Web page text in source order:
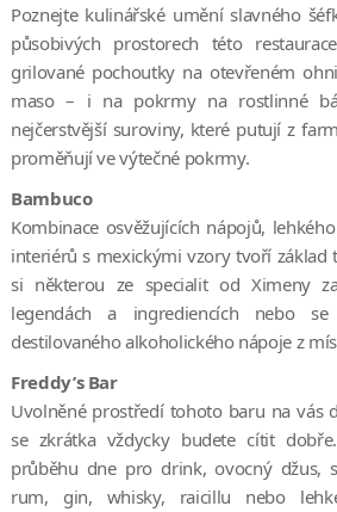
Poznejte kulinářské umění slavného
působivých prostorech této
grilované pochoutky na otevřeném
maso – i na pokrmy na rostlinné
nejčerstvější suroviny, které putují z
proměňují ve výtečné pokrmy.
Bambuco
Kombinace osvěžujících nápojů,
interiérů s mexickými vzory tvoří základ
si některou ze specialit od Ximeny
legendách a ingrediencích nebo se
destilovaného alkoholického nápoje z
Freddy’s Bar
Uvolněné prostředí tohoto baru na vás
se zkrátka vždycky budete cítit
průběhu dne pro drink, ovocný džus,
rum, gin, whisky, raicillu nebo